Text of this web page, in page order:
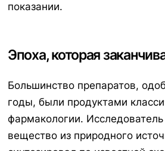
показании.
Эпоха, которая
Большинство препаратов,
годы, были продуктами
фармакологии.
вещество из природного